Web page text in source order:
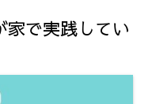
家で実践してい